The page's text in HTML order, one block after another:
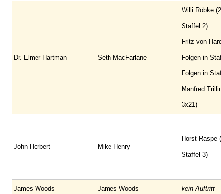
Dr. Elmer Hartman Seth MacFarlane
Willi Röbke
Staffel 2)
Fritz von
Folgen in
Folgen in
Manfred
3x21)
John Herbert Mike Henry
Horst Raspe
Staffel 3)
James Woods James Woods kein Auftritt